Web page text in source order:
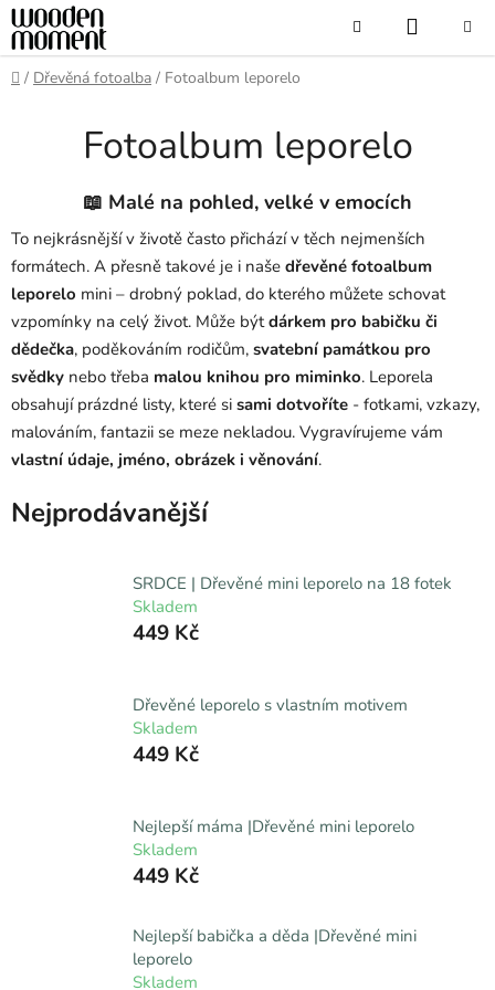
Přejít
na
obsah
KOŠÍK
Domů
/ Dřevěná fotoalba / Fotoalbum leporelo
Fotoalbum leporelo
📖 Malé na pohled, velké v emocích
To nejkrásnější v životě často přichází v těch nejmenších
formátech. A přesně takové je i naše dřevěné fotoalbum
leporelo mini – drobný poklad, do kterého můžete schovat
vzpomínky na celý život. Může býtdárkem pro babičku či
dědečka, poděkováním rodičům, svatební památkou pro
svědky nebo třeba malou knihou pro miminko. Leporela
obsahují prázdné listy, které si sami dotvoříte - fotkami, vzkazy,
malováním, fantazii se meze nekladou. Vygravírujeme vám
vlastní údaje, jméno, obrázek i věnování.
Nejprodávanější
SRDCE | Dřevěné mini leporelo na 18 fotek
Skladem
449 Kč
Dřevěné leporelo s vlastním motivem
Skladem
449 Kč
Nejlepší máma |Dřevěné mini leporelo
Skladem
449 Kč
Nejlepší babička a děda |Dřevěné mini
leporelo
Skladem